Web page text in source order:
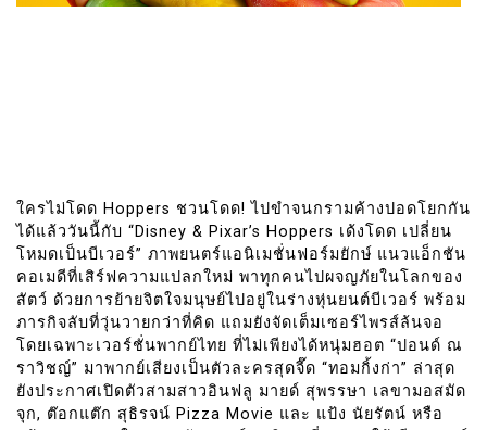
ใครไม่โดด Hoppers ชวนโดด! ไปขำจนกรามค้างปอดโยกกัน
ได้แล้ววันนี้กับ “Disney & Pixar’s Hoppers เด้งโดด เปลี่ยน
โหมดเป็นบีเวอร์” ภาพยนตร์แอนิเมชั่นฟอร์มยักษ์ แนวแอ็กชัน
คอเมดีที่เสิร์ฟความแปลกใหม่ พาทุกคนไปผจญภัยในโลกของ
สัตว์ ด้วยการย้ายจิตใจมนุษย์ไปอยู่ในร่างหุ่นยนต์บีเวอร์ พร้อม
ภารกิจลับที่วุ่นวายกว่าที่คิด แถมยังจัดเต็มเซอร์ไพรส์ล้นจอ
โดยเฉพาะเวอร์ชั่นพากย์ไทย ที่ไม่เพียงได้หนุ่มฮอต “ปอนด์ ณ
ราวิชญ์” มาพากย์เสียงเป็นตัวละครสุดจี๊ด “ทอมกิ้งก่า” ล่าสุด
ยังประกาศเปิดตัวสามสาวอินฟลู มายด์ สุพรรษา เลขามอสมัด
จุก, ต๊อกแต๊ก สุธิรจน์ Pizza Movie และ แป้ง นัยรัตน์ หรือ